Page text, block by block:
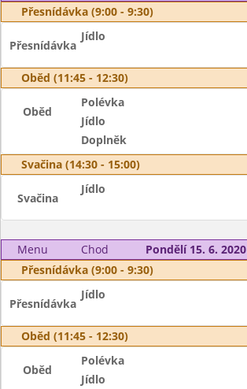
Přesnídávka (9:00 - 9:30)
Přesnídávka
Jídlo
Oběd (11:45 - 12:30)
Oběd
Polévka
Jídlo
Doplněk
Svačina (14:30 - 15:00)
Svačina
Jídlo
Menu Chod
Pondělí 15. 6. 2020
Přesnídávka (9:00 - 9:30)
Přesnídávka
Jídlo
Oběd (11:45 - 12:30)
Oběd
Polévka
Jídlo